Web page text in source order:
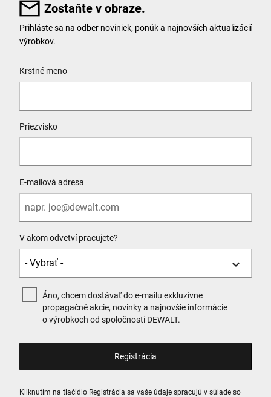
Zostaňte v obraze.
Prihláste sa na odber noviniek, ponúk a najnovších aktualizácií
výrobkov.
Krstné meno
Priezvisko
E-mailová adresa
V akom odvetví pracujete?
Áno, chcem dostávať do e-mailu exkluzívne
propagačné akcie, novinky a najnovšie informácie
o výrobkoch od spoločnosti DEWALT.
Kliknutím na tlačidlo Registrácia sa vaše údaje spracujú v súlade so